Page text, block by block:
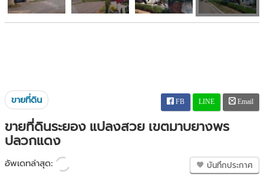
ขายที่ดิน FB LINE Email
ขายที่ดินระยอง แปลงสวย เขตมาบยางพร
ปลวกแดง
อัพเดทล่าสุด: บันทึกประกาศ